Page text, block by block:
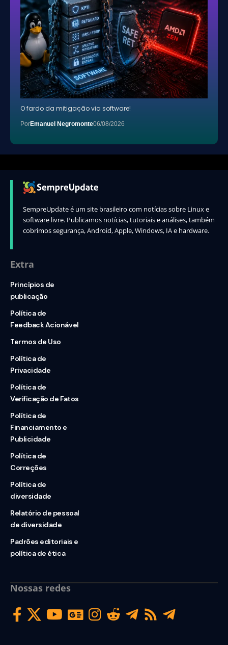
O fardo da mitigação via software!
PorEmanuel Negromonte06/08/2026
SempreUpdate é um site brasileiro com notícias sobre Linux e
software livre. Publicamos notícias, tutoriais e análises, também
cobrimos segurança, Android, Apple, Windows, IA e hardware.
Extra
Princípios de
publicação
Política de
Feedback Acionável
Termos de Uso
Política de
Privacidade
Política de
Verificação de Fatos
Política de
Financiamento e
Publicidade
Política de
Correções
Política de
diversidade
Relatório de pessoal
de diversidade
Padrões editoriais e
política de ética
Nossas redes